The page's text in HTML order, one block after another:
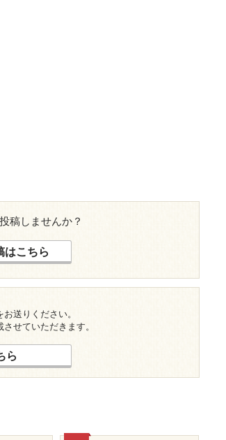
稿しませんか？
はこちら
送りください。
せていただきます。
ら